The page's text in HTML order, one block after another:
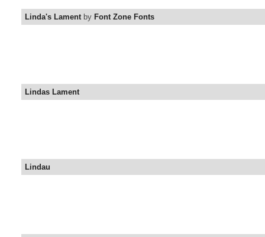
Linda's Lamentby Font Zone Fonts
Lindas Lament
Lindau